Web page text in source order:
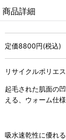
商品詳細
定価8800円(税込)
リサイクルポリエ
起毛された肌面の
える、ウォーム仕
吸水速乾性に優れ